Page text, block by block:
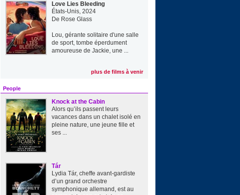
Love Lies Bleeding
États-Unis, 2024
De Rose Glass
Lou, gérante solitaire d'une salle
de sport, tombe éperdument
amoureuse de Jackie, une ...
plus de films à venir
People
Knock at the Cabin
Alors qu’ils passent leurs
vacances dans un chalet isolé en
pleine nature, une jeune fille et
ses ...
Tár
Lydia Tár, cheffe avant-gardiste
d’un grand orchestre
symphonique allemand, est au